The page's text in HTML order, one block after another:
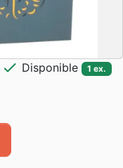
check Disponible 1 ex.